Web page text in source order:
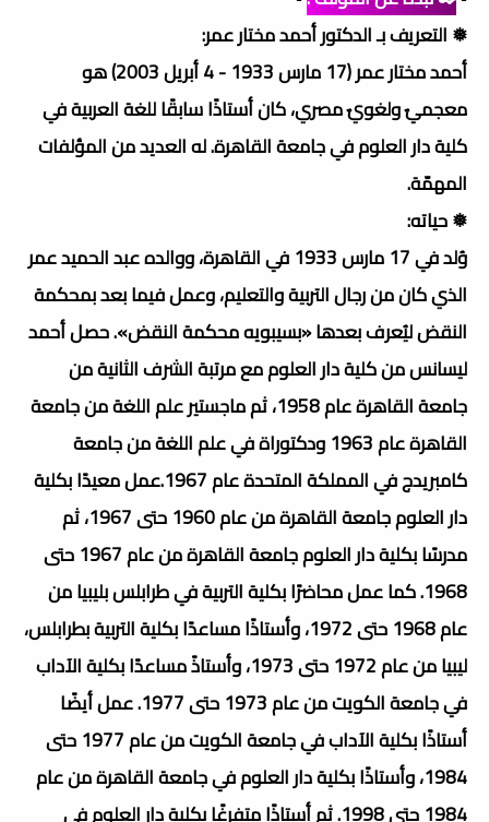
❅ التعريف بـ الدكتور أحمد مختار عمر:
أحمد مختار عمر (17 مارس 1933 - 4 أبريل 2003) هو
معجميٌ ولغويٌ مصري، كان أستاذًا سابقًا للغة العربية في
كلية دار العلوم في جامعة القاهرة. له العديد من المؤلفات
المهمّة.
❅ حياته:
وُلد في 17 مارس 1933 في القاهرة، ووالده عبد الحميد عمر
الذي كان من رجال التربية والتعليم، وعمل فيما بعد بمحكمة
النقض ليُعرف بعدها «بسيبويه محكمة النقض». حصل أحمد
ليسانس من كلية دار العلوم مع مرتبة الشرف الثانية من
جامعة القاهرة عام 1958، ثم ماجستير علم اللغة من جامعة
القاهرة عام 1963 ودكتوراة في علم اللغة من جامعة
كامبريدج في المملكة المتحدة عام 1967.عمل معيدًا بكلية
دار العلوم جامعة القاهرة من عام 1960 حتى 1967، ثم
مدرسًا بكلية دار العلوم جامعة القاهرة من عام 1967 حتى
1968. كما عمل محاضرًا بكلية التربية في طرابلس بليبيا من
عام 1968 حتى 1972، وأستاذًا مساعدًا بكلية التربية بطرابلس،
ليبيا من عام 1972 حتى 1973، وأستاذً مساعدًا بكلية الآداب
في جامعة الكويت من عام 1973 حتى 1977. عمل أيضًا
أستاذًا بكلية الآداب في جامعة الكويت من عام 1977 حتى
1984، وأستاذًا بكلية دار العلوم في جامعة القاهرة من عام
1984 حتى 1998. ثم أستاذًا متفرغًا بكلية دار العلوم في